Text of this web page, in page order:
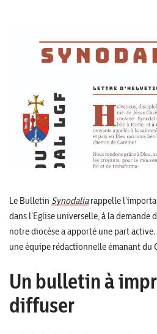
Le Bulletin Synodalia rappelle
dans l’Eglise universelle, à la demande
notre diocèse a apporté une part active.
une équipe rédactionnelle émanant du
Un bulletin à
diffuser